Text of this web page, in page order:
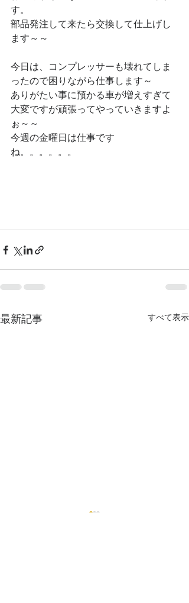
す。
部品発注して来たら交換して仕上げし
ます～～
今日は、コンプレッサーも壊れてしま
ったので困りながら仕事します～
ありがたい事に預かる車が増えすぎて
大変ですが頑張ってやっていきますよ
ぉ～～
今週の金曜日は仕事です
ね。。。。。。
最新記事 すべて表示